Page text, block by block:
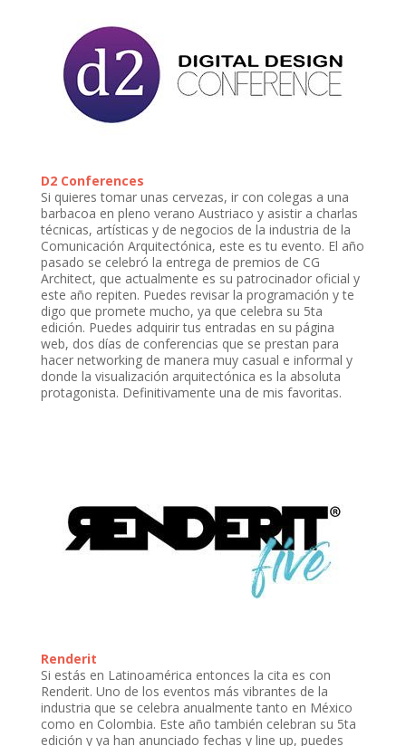
D2 Conferences
Si quieres tomar unas cervezas, ir con colegas a una
barbacoa en pleno verano Austriaco y asistir a charlas
técnicas, artísticas y de negocios de la industria de la
Comunicación Arquitectónica, este es tu evento. El año
pasado se celebró la entrega de premios de CG
Architect, que actualmente es su patrocinador oficial y
este año repiten. Puedes revisar la programación y te
digo que promete mucho, ya que celebra su 5ta
edición. Puedes adquirir tus entradas en su página
web, dos días de conferencias que se prestan para
hacer networking de manera muy casual e informal y
donde la visualización arquitectónica es la absoluta
protagonista. Definitivamente una de mis favoritas.
Renderit
Si estás en Latinoamérica entonces la cita es con
Renderit. Uno de los eventos más vibrantes de la
industria que se celebra anualmente tanto en México
como en Colombia. Este año también celebran su 5ta
edición y ya han anunciado fechas y line up, puedes